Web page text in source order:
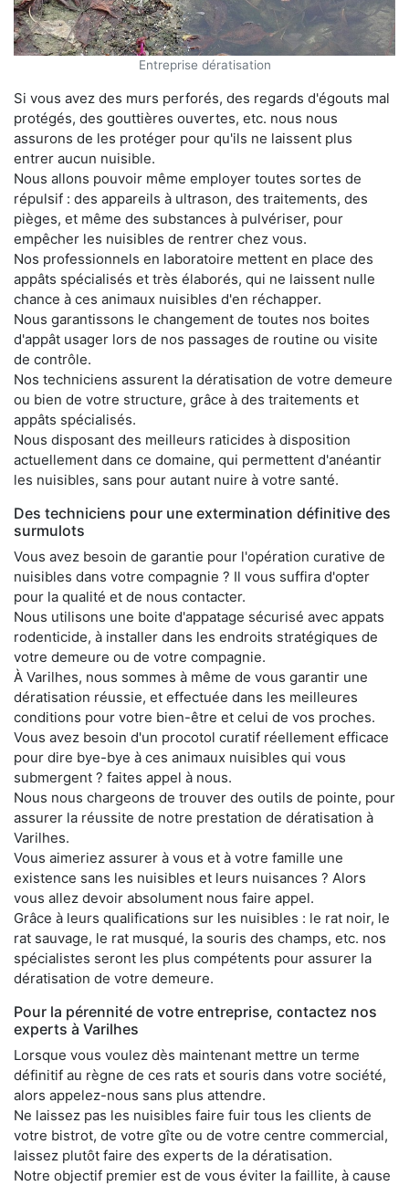
Entreprise dératisation
Si vous avez des murs perforés, des regards d'égouts mal
protégés, des gouttières ouvertes, etc. nous nous
assurons de les protéger pour qu'ils ne laissent plus
entrer aucun nuisible.
Nous allons pouvoir même employer toutes sortes de
répulsif : des appareils à ultrason, des traitements, des
pièges, et même des substances à pulvériser, pour
empêcher les nuisibles de rentrer chez vous.
Nos professionnels en laboratoire mettent en place des
appâts spécialisés et très élaborés, qui ne laissent nulle
chance à ces animaux nuisibles d'en réchapper.
Nous garantissons le changement de toutes nos boites
d'appât usager lors de nos passages de routine ou visite
de contrôle.
Nos techniciens assurent la dératisation de votre demeure
ou bien de votre structure, grâce à des traitements et
appâts spécialisés.
Nous disposant des meilleurs raticides à disposition
actuellement dans ce domaine, qui permettent d'anéantir
les nuisibles, sans pour autant nuire à votre santé.
Des techniciens pour une extermination définitive des
surmulots
Vous avez besoin de garantie pour l'opération curative de
nuisibles dans votre compagnie ? Il vous suffira d'opter
pour la qualité et de nous contacter.
Nous utilisons une boite d'appatage sécurisé avec appats
rodenticide, à installer dans les endroits stratégiques de
votre demeure ou de votre compagnie.
À Varilhes, nous sommes à même de vous garantir une
dératisation réussie, et effectuée dans les meilleures
conditions pour votre bien-être et celui de vos proches.
Vous avez besoin d'un procotol curatif réellement efficace
pour dire bye-bye à ces animaux nuisibles qui vous
submergent ? faites appel à nous.
Nous nous chargeons de trouver des outils de pointe, pour
assurer la réussite de notre prestation de dératisation à
Varilhes.
Vous aimeriez assurer à vous et à votre famille une
existence sans les nuisibles et leurs nuisances ? Alors
vous allez devoir absolument nous faire appel.
Grâce à leurs qualifications sur les nuisibles : le rat noir, le
rat sauvage, le rat musqué, la souris des champs, etc. nos
spécialistes seront les plus compétents pour assurer la
dératisation de votre demeure.
Pour la pérennité de votre entreprise, contactez nos
experts à Varilhes
Lorsque vous voulez dès maintenant mettre un terme
définitif au règne de ces rats et souris dans votre société,
alors appelez-nous sans plus attendre.
Ne laissez pas les nuisibles faire fuir tous les clients de
votre bistrot, de votre gîte ou de votre centre commercial,
laissez plutôt faire des experts de la dératisation.
Notre objectif premier est de vous éviter la faillite, à cause